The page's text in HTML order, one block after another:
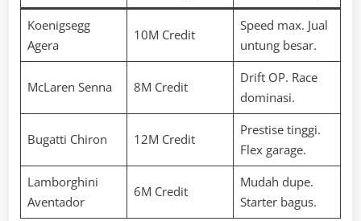
Koenigsegg
Agera
10M Credit
Speed max. Jual
untung besar.
McLaren Senna 8M Credit
Drift OP. Race
dominasi.
Bugatti Chiron 12M Credit
Prestise tinggi.
Flex garage.
Lamborghini
Aventador
6M Credit
Mudah dupe.
Starter bagus.